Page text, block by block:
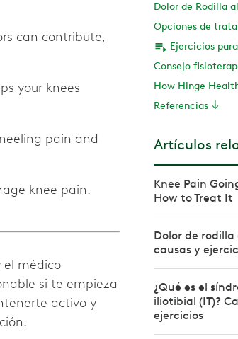
can contribute,
your knees
pain and
knee pain.
el médico
si te empieza
activo y
How Hinge
Referencias
Artículos
Knee Pain
How to Treat It
Dolor de
causas y
¿Qué es el
iliotibial (IT)?
ejercicios